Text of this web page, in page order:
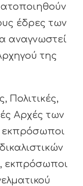
έδρες των
αναγνωστεί
της
Πολιτικές,
Αρχές των
εκπρόσωποι
εκπρόσωποι